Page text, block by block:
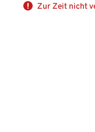
Zur Zeit nicht